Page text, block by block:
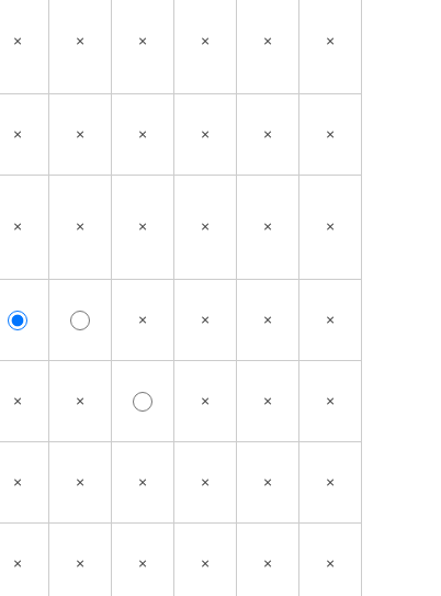
× × × × × ×
× × × × × ×
× × × × × ×
× × × ×
× × × × ×
× × × × × ×
× × × × × ×